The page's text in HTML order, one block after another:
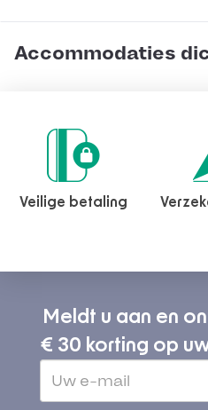
Accommodaties
Veilige betaling
Meldt u aan en
€ 30 korting op